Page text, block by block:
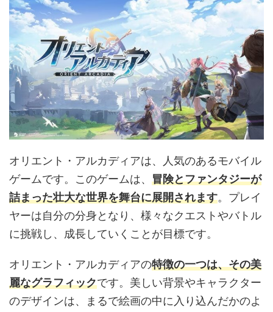
オリエント・アルカディアは、人気のあるモバイル
ゲームです。このゲームは、 冒険とファンタジーが
詰まった壮大な世界を舞台に展開されます。プレイ
ヤーは自分の分身となり、様々なクエストやバトル
に挑戦し、成長していくことが目標です。
オリエント・アルカディアの特徴の一つは、その美
麗なグラフィックです。美しい背景やキャラクター
のデザインは、まるで絵画の中に入り込んだかのよ